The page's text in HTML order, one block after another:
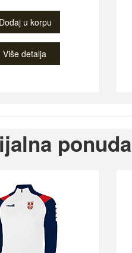
Dodaj u korpu
Više detalja
ponuda